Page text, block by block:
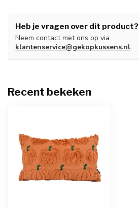
Heb je vragen over dit product?
Neem contact met ons op via
klantenservice@gekopkussens.nl.
Recent bekeken